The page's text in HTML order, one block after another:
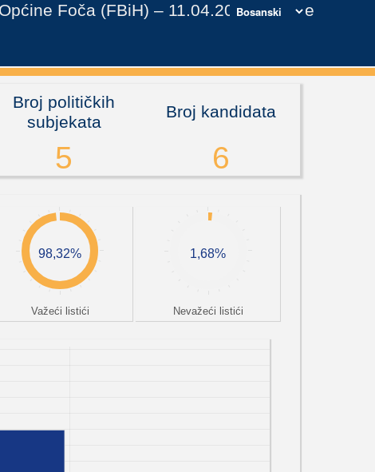
Foča (FBiH) – 11.04.2021. godine
Broj političkih
subjekata
Broj kandidata
5 6
98,32%
Važeći listići
1,68%
Nevažeći listići